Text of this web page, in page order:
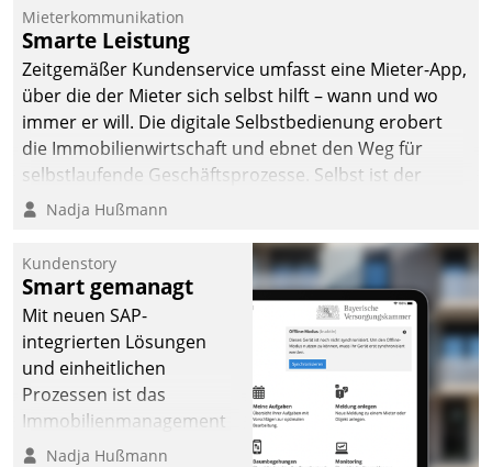
Mieterkommunikation
Smarte Leistung
Zeitgemäßer Kundenservice umfasst eine Mieter-App,
über die der Mieter sich selbst hilft – wann und wo
immer er will. Die digitale Selbstbedienung erobert
die Immobilienwirtschaft und ebnet den Weg für
selbstlaufende Geschäftsprozesse. Selbst ist der
Kunde und smart der Serviceanbieter.
Nadja Hußmann
Kundenstory
Smart gemanagt
Mit neuen SAP-
integrierten Lösungen
und einheitlichen
Prozessen ist das
Immobilienmanagement
der Bayerischen
Nadja Hußmann